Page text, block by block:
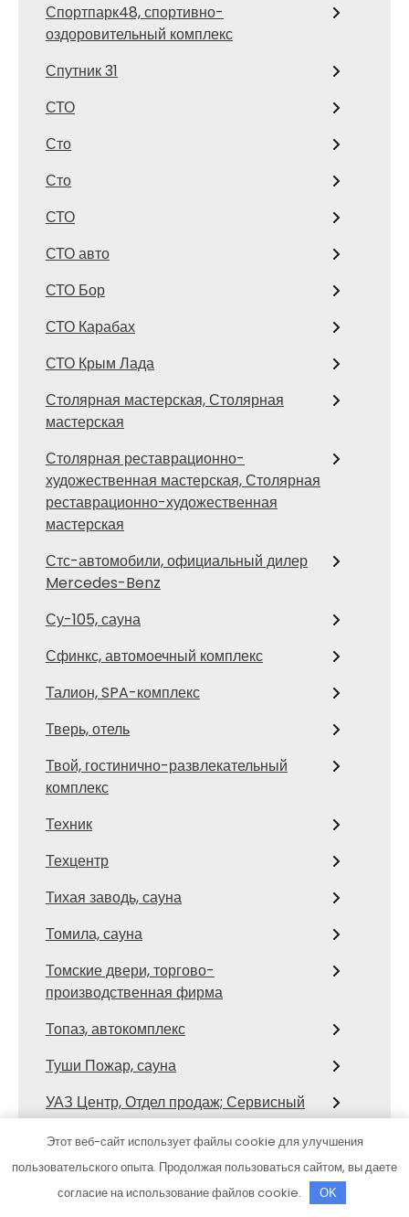
Спортпарк48, спортивно-
оздоровительный комплекс
Спутник 31
СТО
Сто
Сто
СТО
СТО авто
СТО Бор
СТО Карабах
СТО Крым Лада
Столярная мастерская, Столярная
мастерская
Столярная реставрационно-
художественная мастерская, Столярная
реставрационно-художественная
мастерская
Стс-автомобили, официальный дилер
Mercedes-Benz
Су-105, сауна
Сфинкс, автомоечный комплекс
Талион, SPA-комплекс
Тверь, отель
Твой, гостинично-развлекательный
комплекс
Техник
Техцентр
Тихая заводь, сауна
Томила, сауна
Томские двери, торгово-
производственная фирма
Топаз, автокомплекс
Туши Пожар, сауна
УАЗ Центр, Отдел продаж; Сервисный
центр
УДачный выбор
Улыбка Радуги
Этот веб-сайт использует файлы cookie для улучшения
пользовательского опыта. Продолжая пользоваться сайтом, вы даете
согласие на использование файлов cookie.
OK